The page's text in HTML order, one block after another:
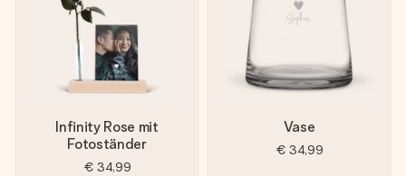
Infinity Rose mit
Fotoständer
€ 34,99
Vase
€ 34,99